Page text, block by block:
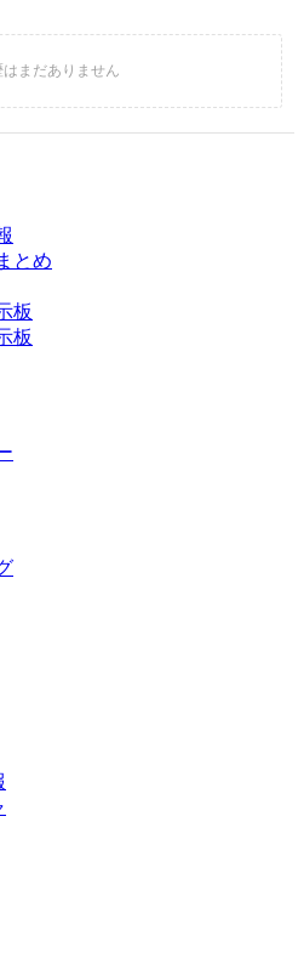
とめ
板
板